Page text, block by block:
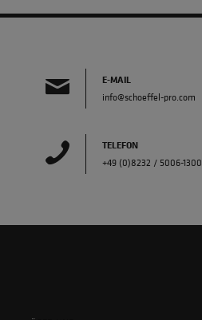
E-MAIL
info@schoeffel-pro.com
TELEFON
+49 (0)8232 / 5006-1300